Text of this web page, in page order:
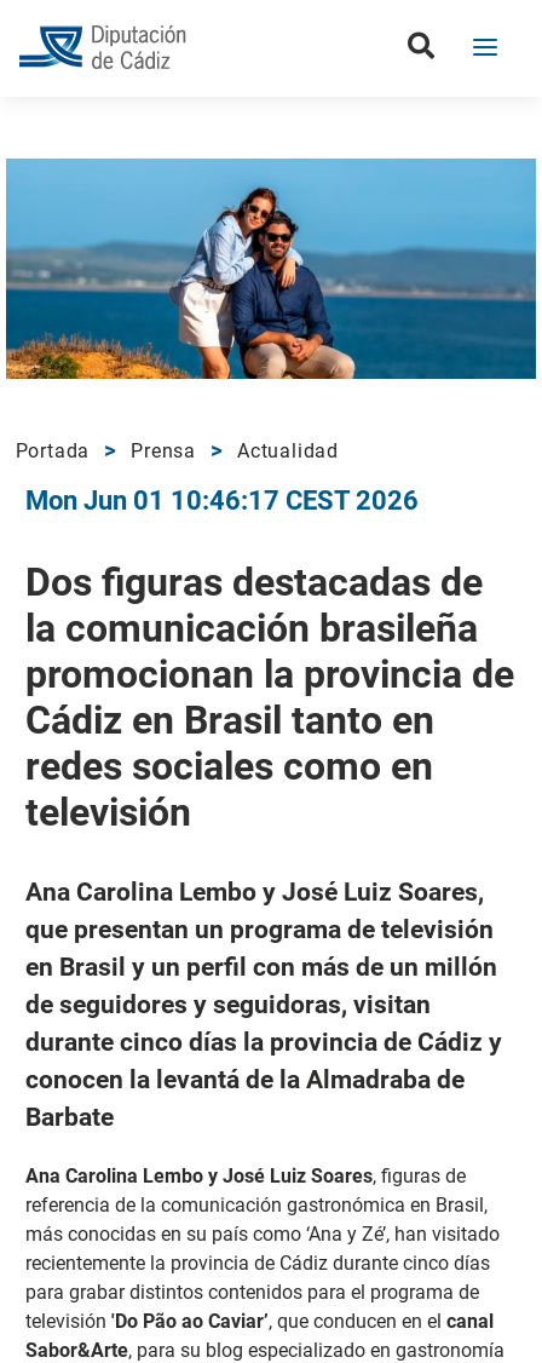
Portada Prensa Actualidad
Mon Jun 01 10:46:17 CEST 2026
Dos figuras destacadas de
la comunicación brasileña
promocionan la provincia de
Cádiz en Brasil tanto en
redes sociales como en
televisión
Ana Carolina Lembo y José Luiz Soares,
que presentan un programa de televisión
en Brasil y un perfil con más de un millón
de seguidores y seguidoras, visitan
durante cinco días la provincia de Cádiz y
conocen la levantá de la Almadraba de
Barbate
Ana Carolina Lembo y José Luiz Soares, figuras de
referencia de la comunicación gastronómica en Brasil,
más conocidas en su país como ‘Ana y Zé’, han visitado
recientemente la provincia de Cádiz durante cinco días
para grabar distintos contenidos para el programa de
televisión 'Do Pão ao Caviar’, que conducen en el canal
Sabor&Arte, para su blog especializado en gastronomía